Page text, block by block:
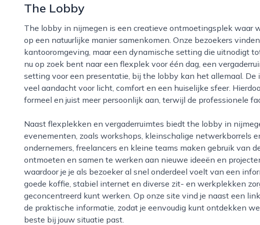
The Lobby
The lobby in nijmegen is een creatieve ontmoetingsplek waar werken, ontmoeten en ontspannen
op een natuurlijke manier samenkomen. Onze bezoekers
kantooromgeving, maar een dynamische setting die uitnodigt
nu op zoek bent naar een flexplek voor één dag, een
setting voor een presentatie, bij the lobby kan het allemaal.
veel aandacht voor licht, comfort en een huiselijke sfeer.
formeel en juist meer persoonlijk aan, terwijl de professionele
Naast flexplekken en vergaderruimtes biedt the lobby in nijmegen ruimte aan uiteenlopende
evenementen, zoals workshops, kleinschalige netwerkborrels
ondernemers, freelancers en kleine teams maken gebruik van
ontmoeten en samen te werken aan nieuwe ideeën en
waardoor je je als bezoeker al snel onderdeel voelt van een
goede koffie, stabiel internet en diverse zit- en werkplekken
geconcentreerd kunt werken. Op onze site vind je naast een
de praktische informatie, zodat je eenvoudig kunt ontdekken
beste bij jouw situatie past.